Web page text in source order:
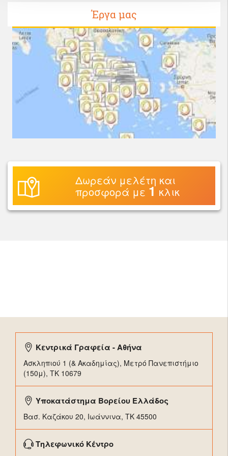
Έργα μας
Δωρεάν μελέτη και
προσφορά με 1 κλικ
Κεντρικά Γραφεία - Αθήνα
Ασκληπιού 1 (& Ακαδημίας), Μετρό Πανεπιστήμιο
(150μ), TK 10679
Υποκατάστημα Βορείου Ελλάδος
Βασ. Καζάκου 20, Ιωάννινα, ΤΚ 45500
Τηλεφωνικό Κέντρο